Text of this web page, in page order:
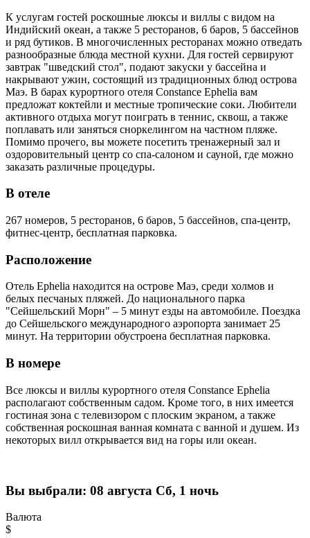
К услугам гостей роскошные люксы и виллы с видом на
Индийский океан, а также 5 ресторанов, 6 баров, 5 бассейнов
и ряд бутиков. В многочисленных ресторанах можно отведать
разнообразные блюда местной кухни. Для гостей сервируют
завтрак "шведский стол", подают закуски у бассейна и
накрывают ужин, состоящий из традиционных блюд острова
Маэ. В барах курортного отеля Constance Ephelia вам
предложат коктейли и местные тропические соки. Любители
активного отдыха могут поиграть в теннис, сквош, а также
поплавать или заняться сноркелингом на частном пляже.
Помимо прочего, вы можете посетить тренажерный зал и
оздоровительный центр со спа-салоном и сауной, где можно
заказать различные процедуры.
В отеле
267 номеров, 5 ресторанов, 6 баров, 5 бассейнов, спа-центр,
фитнес-центр, бесплатная парковка.
Расположение
Отель Ephelia находится на острове Маэ, среди холмов и
белых песчаных пляжей. До национального парка
"Сейшельский Морн" – 5 минут езды на автомобиле. Поездка
до Сейшельского международного аэропорта занимает 25
минут. На территории обустроена бесплатная парковка.
В номере
Все люксы и виллы курортного отеля Constance Ephelia
располагают собственным садом. Кроме того, в них имеется
гостиная зона с телевизором с плоским экраном, а также
собственная роскошная ванная комната с ванной и душем. Из
некоторых вилл открывается вид на горы или океан.
Вы выбрали: 08 августа Сб, 1 ночь
Валюта
$